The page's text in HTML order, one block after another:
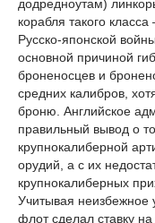
додредноутам)
корабля такого
Русско-японской
основной причиной
броненосцев и
средних калибров,
броню. Английское
правильный вывод о
крупнокалиберной
орудий, а с их
крупнокалиберных
Учитывая неизбежное
флот сделал ставку